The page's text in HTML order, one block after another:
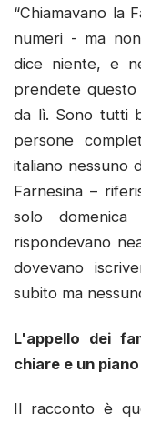
“Chiamavano la
numeri - ma
dice niente, e
prendete
da lì. Sono tutti
persone
italiano nessuno
Farnesina –
solo
rispondevano
dovevano
subito ma
L'appello dei
chiare e un
Il racconto è